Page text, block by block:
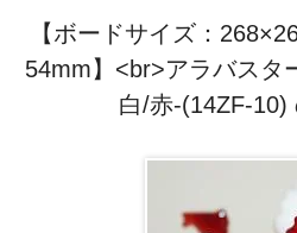
【ボードサイズ：
54mm】<br>アラバスタ
白/赤-(14ZF-10)